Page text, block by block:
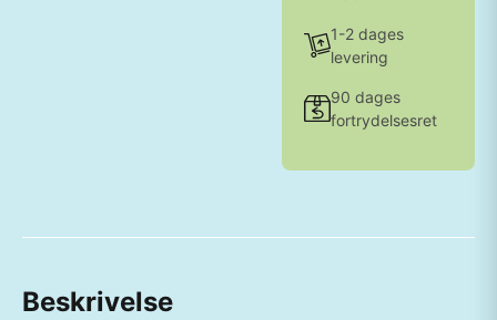
1-2 dages
levering
90 dages
fortrydelsesret
Beskrivelse